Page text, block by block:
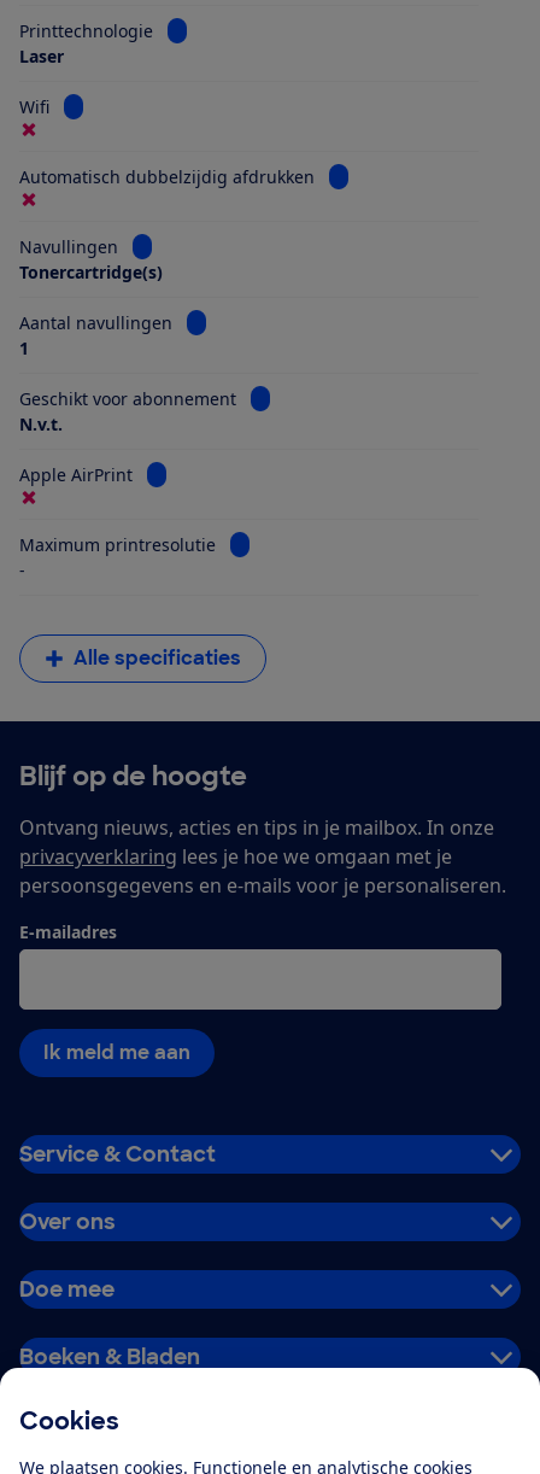
Cookies
We plaatsen cookies. Functionele en analytische cookies
Printtechnologie
Bekijk informatie voor Printtechnologie
Laser
Wifi Bekijk informatie voor Wifi
Automatisch dubbelzijdig afdrukken Bekijk informatie voor
Navullingen
Bekijk informatie voor Navullingen
Tonercartridge(s)
Aantal navullingen
Bekijk informatie voor Aantal navullingen
1
Geschikt voor abonnement
Bekijk informatie voor Geschikt
N.v.t.
Apple AirPrint Bekijk informatie voor Apple AirPrint
Maximum printresolutie
Bekijk informatie voor Maximum
-
Alle specificaties
Blijf op de hoogte
Ontvang nieuws, acties en tips in je mailbox. In onze
privacyverklaring lees je hoe we omgaan met je
persoonsgegevens en e-mails voor je personaliseren.
E-mailadres
Ik meld me aan
Service & Contact
Over ons
Doe mee
Boeken & Bladen